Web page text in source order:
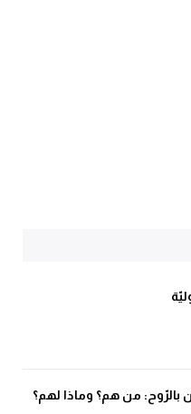
بالرّوح: من هم؟ وماذا لهم؟